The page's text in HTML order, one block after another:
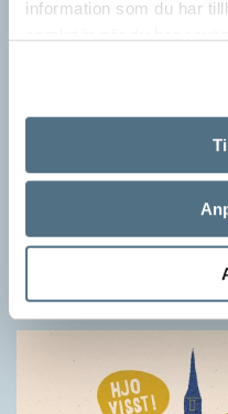
information som du har
Särskolan byter
Grundsärskola byter namn
stor del i att detta